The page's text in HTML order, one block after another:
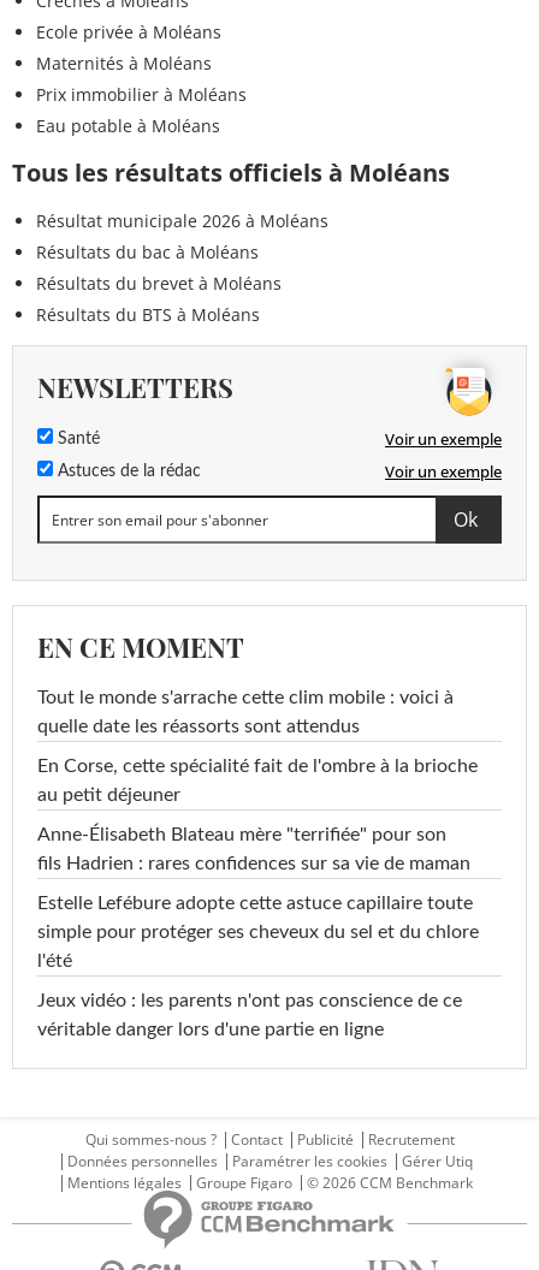
Ecole privée à Moléans
Maternités à Moléans
Prix immobilier à Moléans
Eau potable à Moléans
Tous les résultats officiels à Moléans
Résultat municipale 2026 à Moléans
Résultats du bac à Moléans
Résultats du brevet à Moléans
Résultats du BTS à Moléans
NEWSLETTERS
Santé Voir un exemple
Astuces de la rédac Voir un exemple
EN CE MOMENT
Tout le monde s'arrache cette clim mobile : voici à
quelle date les réassorts sont attendus
En Corse, cette spécialité fait de l'ombre à la brioche
au petit déjeuner
Anne-Élisabeth Blateau mère "terrifiée" pour son
fils Hadrien : rares confidences sur sa vie de maman
Estelle Lefébure adopte cette astuce capillaire toute
simple pour protéger ses cheveux du sel et du chlore
l'été
Jeux vidéo : les parents n'ont pas conscience de ce
véritable danger lors d'une partie en ligne
Qui sommes-nous ? Contact Publicité
Recrutement
Données personnelles
Paramétrer les cookies
Gérer Utiq
Mentions légales
Groupe Figaro © 2026 CCM Benchmark